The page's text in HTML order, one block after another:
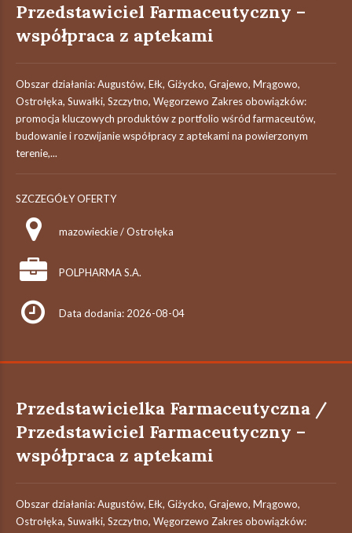
Przedstawiciel Farmaceutyczny –
współpraca z aptekami
Obszar działania: Augustów, Ełk, Giżycko, Grajewo, Mrągowo,
Ostrołęka, Suwałki, Szczytno, Węgorzewo Zakres obowiązków:
promocja kluczowych produktów z portfolio wśród farmaceutów,
budowanie i rozwijanie współpracy z aptekami na powierzonym
terenie,...
SZCZEGÓŁY OFERTY
mazowieckie / Ostrołęka
POLPHARMA S.A.
Data dodania: 2026-08-04
Przedstawicielka Farmaceutyczna /
Przedstawiciel Farmaceutyczny –
współpraca z aptekami
Obszar działania: Augustów, Ełk, Giżycko, Grajewo, Mrągowo,
Ostrołęka, Suwałki, Szczytno, Węgorzewo Zakres obowiązków: